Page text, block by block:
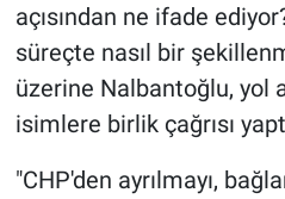
açısından ne ifade
süreçte nasıl bir
üzerine Nalbantoğlu, yol
isimlere birlik çağrısı
"CHP'den ayrılmayı,